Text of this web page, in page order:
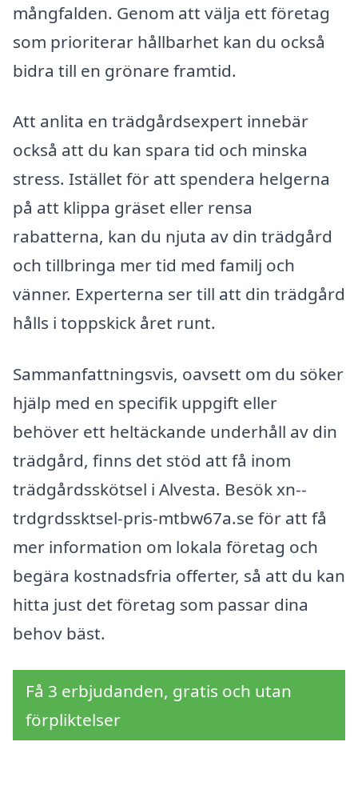
mångfalden. Genom att välja ett företag
som prioriterar hållbarhet kan du också
bidra till en grönare framtid.
Att anlita en trädgårdsexpert innebär
också att du kan spara tid och minska
stress. Istället för att spendera helgerna
på att klippa gräset eller rensa
rabatterna, kan du njuta av din trädgård
och tillbringa mer tid med familj och
vänner. Experterna ser till att din trädgård
hålls i toppskick året runt.
Sammanfattningsvis, oavsett om du söker
hjälp med en specifik uppgift eller
behöver ett heltäckande underhåll av din
trädgård, finns det stöd att få inom
trädgårdsskötsel i Alvesta. Besök xn--
trdgrdssktsel-pris-mtbw67a.se för att få
mer information om lokala företag och
begära kostnadsfria offerter, så att du kan
hitta just det företag som passar dina
behov bäst.
Få 3 erbjudanden, gratis och utan
förpliktelser